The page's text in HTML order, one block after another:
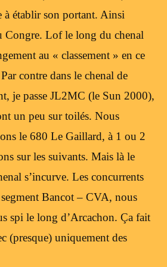
à établir son portant. Ainsi
Congre. Lof le long du chenal
au « classement » en ce
contre dans le chenal de
je passe JL2MC (le Sun 2000),
un peu sur toilés. Nous
le 680 Le Gaillard, à 1 ou 2
sur les suivants. Mais là le
s’incurve. Les concurrents
segment Bancot – CVA, nous
spi le long d’Arcachon. Ça fait
(presque) uniquement des